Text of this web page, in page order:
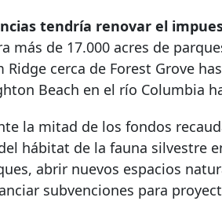
tendría renovar el
más de 17.000 acres de
Ridge cerca de Forest Grove
Beach en el río Columbia
la mitad de los fondos
hábitat de la fauna silvestre
abrir nuevos espacios
subvenciones para